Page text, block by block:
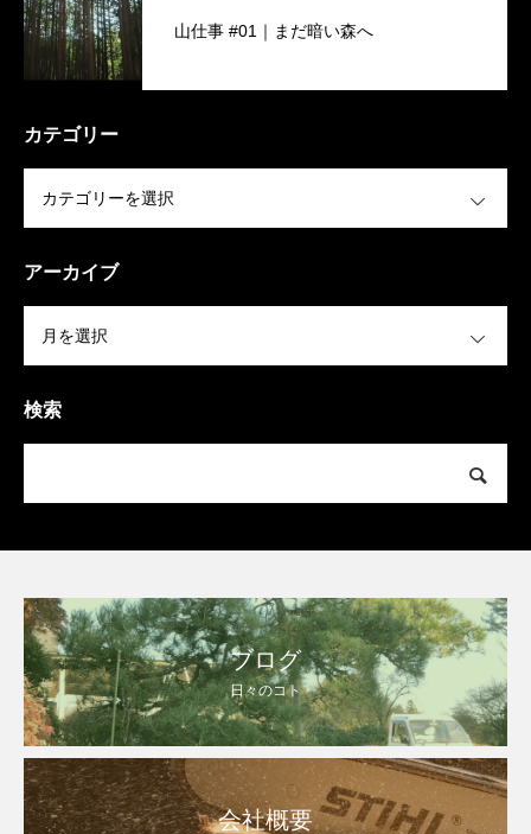
山仕事 #01｜まだ暗い森へ
カテゴリー
アーカイブ
検索
ブログ
日々のコト
会社概要